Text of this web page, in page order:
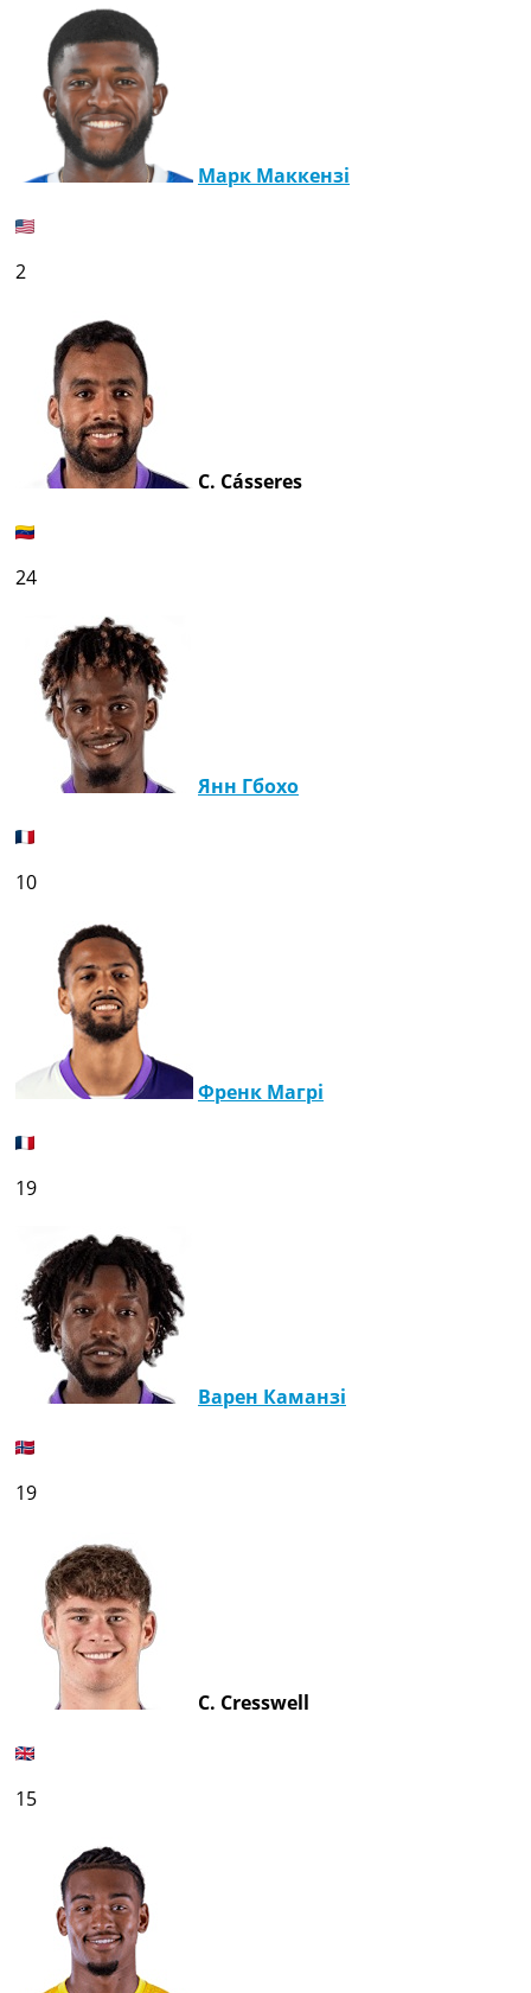
Марк Маккензі
2
C. Cásseres
24
Янн Гбохо
10
Френк Магрі
19
Варен Каманзі
19
C. Cresswell
15